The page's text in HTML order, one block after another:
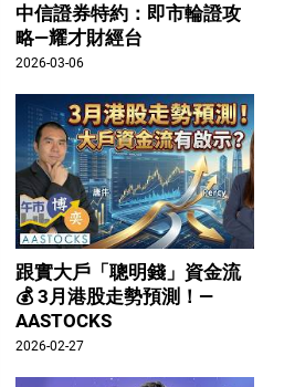
中信證券特約：即市輪證攻
略—耀才財經台
2026-03-06
跟實大戶「聰明錢」資金流
💰 3月港股走勢預測！—
AASTOCKS
2026-02-27